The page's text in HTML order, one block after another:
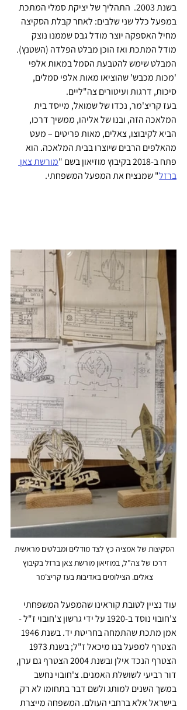
בשנת 2003.  התהליך של יציקת סמלי המתכת
במפעל כלל שני שלבים: לאחר קבלת הסקיצה
מחיל האספקה יוצר מודל גבס שממנו נוצק
מודל המתכת ואז הוכן מבלט הפלדה (השטנץ).
המבלט שימש להטבעת הסמל במאות אלפי
'מכות מכבש' שהוציאו מאות אלפי סמלים,
סיכות, דרגות ועיטורים צה"ליים.
בעז קריצ'מר, נכדו של שמואל, מייסד בית
המלאכה הזה, ובנו של אליהו, ממשיך דרכו,
הביא לקיבוצו, צאלים, מאות פריטים – מעט
מהאלפים הרבים שיוצרו בבית המלאכה. הוא
פתח ב-2018 בקיבוץ מוזיאון בשם "
מורשת צאן
ברזל" שמנציח את המפעל המשפחתי.
הסקיצות של אמציה כץ לצד מודלים ומבלטים מראשית
דרכו של צה"ל, במוזיאון מורשת צאן ברזל בקיבוץ
צאלים. הצילומים באדיבות בעז קריצ'מר
עוד נציין לטובת קוראינו שהמפעל המשפחתי
צ'חובוי נוסד ב-1920 על ידי גרשון צ'חובוי ז"ל -
הצטרף הנכד אילן ובשנת 2004 הצטרף גם ערן,
דור רביעי לשושלת האמנים. צ'חובוי נחשב
במשך השנים למותג ולשם דבר בתחומו לא רק
בישראל אלא ברחבי העולם. המשפחה מייצרת